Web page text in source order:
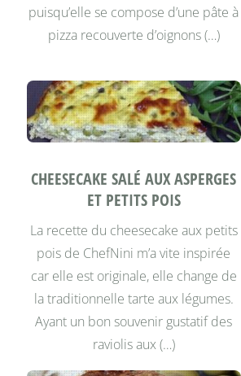
puisqu’elle se compose d’une pâte à
pizza recouverte d’oignons (…)
CHEESECAKE SALÉ AUX ASPERGES
ET PETITS POIS
La recette du cheesecake aux petits
pois de ChefNini m’a vite inspirée
car elle est originale, elle change de
la traditionnelle tarte aux légumes.
Ayant un bon souvenir gustatif des
raviolis aux (…)